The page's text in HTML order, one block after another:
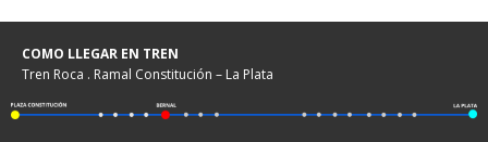
COMO LLEGAR EN TREN
Tren Roca . Ramal Constitución – La Plata